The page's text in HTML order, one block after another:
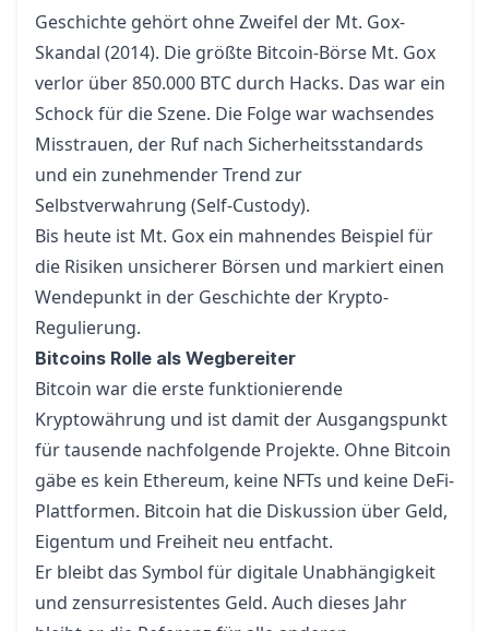
Geschichte gehört ohne Zweifel der Mt. Gox-
Skandal (2014). Die größte Bitcoin-Börse Mt. Gox
verlor über 850.000 BTC durch Hacks. Das war ein
Schock für die Szene. Die Folge war wachsendes
Misstrauen, der Ruf nach Sicherheitsstandards
und ein zunehmender Trend zur
Selbstverwahrung (Self-Custody).
Bis heute ist Mt. Gox ein mahnendes Beispiel für
die Risiken unsicherer Börsen und markiert einen
Wendepunkt in der Geschichte der Krypto-
Regulierung.
Bitcoins Rolle als Wegbereiter
Bitcoin war die erste funktionierende
Kryptowährung und ist damit der Ausgangspunkt
für tausende nachfolgende Projekte. Ohne Bitcoin
gäbe es kein Ethereum, keine NFTs und keine DeFi-
Plattformen. Bitcoin hat die Diskussion über Geld,
Eigentum und Freiheit neu entfacht.
Er bleibt das Symbol für digitale Unabhängigkeit
und zensurresistentes Geld. Auch dieses Jahr